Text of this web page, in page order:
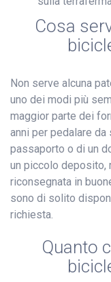
Cosa
Non serve alcuna
uno dei modi più
maggior parte dei
anni per pedalare
passaporto o di un
un piccolo deposito,
riconsegnata in
sono di solito
richiesta.
Quanto